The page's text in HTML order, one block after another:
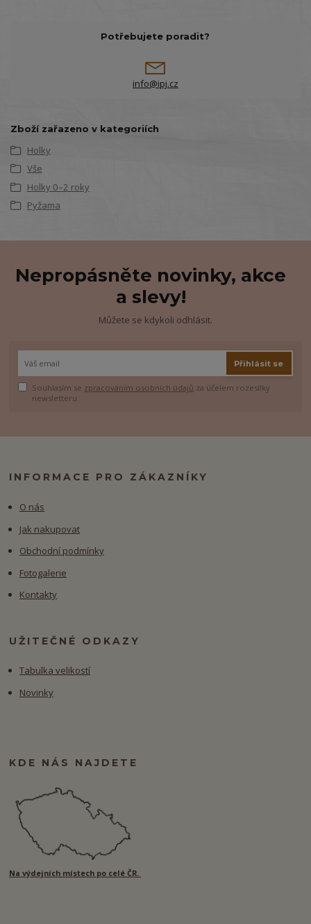
Potřebujete poradit?
info@ipj.cz
Zboží zařazeno v kategoriích
Holky
Vše
Holky 0–2 roky
Pyžama
Nepropásněte novinky, akce
a slevy!
Můžete se kdykoli odhlásit.
Přihlásit se
Souhlasím se zpracováním osobních údajů za účelem rozesílky
newsletteru.
INFORMACE PRO ZÁKAZNÍKY
O nás
Jak nakupovat
Obchodní podmínky
Fotogalerie
Kontakty
UŽITEČNÉ ODKAZY
Tabulka velikostí
Novinky
KDE NÁS NAJDETE
Na výdejních místech po celé ČR.